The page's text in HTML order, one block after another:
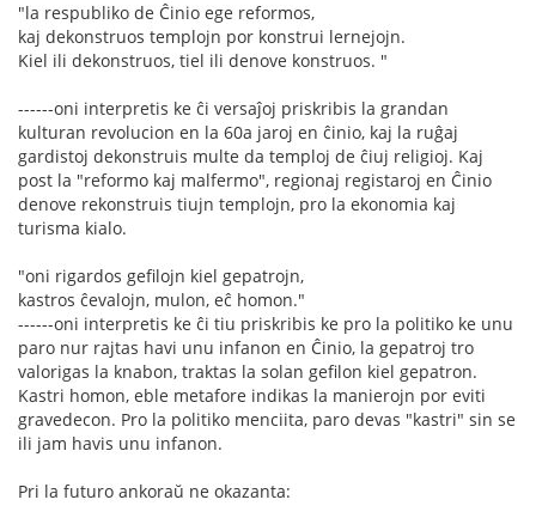
"la respubliko de Ĉinio ege reformos,
kaj dekonstruos templojn por konstrui lernejojn.
Kiel ili dekonstruos, tiel ili denove konstruos. "
------oni interpretis ke ĉi versaĵoj priskribis la grandan
kulturan revolucion en la 60a jaroj en ĉinio, kaj la ruĝaj
gardistoj dekonstruis multe da temploj de ĉiuj religioj. Kaj
post la "reformo kaj malfermo", regionaj registaroj en Ĉinio
denove rekonstruis tiujn templojn, pro la ekonomia kaj
turisma kialo.
"oni rigardos gefilojn kiel gepatrojn,
kastros ĉevalojn, mulon, eĉ homon."
------oni interpretis ke ĉi tiu priskribis ke pro la politiko ke unu
paro nur rajtas havi unu infanon en Ĉinio, la gepatroj tro
valorigas la knabon, traktas la solan gefilon kiel gepatron.
Kastri homon, eble metafore indikas la manierojn por eviti
gravedecon. Pro la politiko menciita, paro devas "kastri" sin se
ili jam havis unu infanon.
Pri la futuro ankoraŭ ne okazanta: